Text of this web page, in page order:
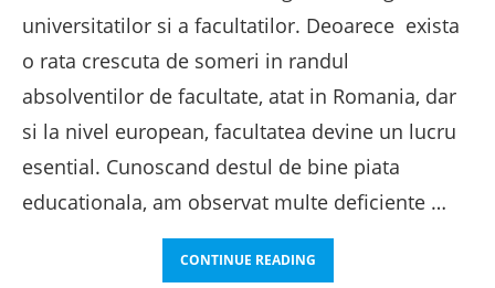
universitatilor si a facultatilor. Deoarece exista
o rata crescuta de someri in randul
absolventilor de facultate, atat in Romania, dar
si la nivel european, facultatea devine un lucru
esential. Cunoscand destul de bine piata
educationala, am observat multe deficiente …
CONTINUE READING